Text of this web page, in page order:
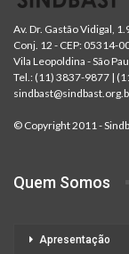
Av. Dr. Gastão Vidigal,
Conj. 12 - CEP: 05314-
Vila Leopoldina - São
Tel.: (11) 3837-9877 |
© Copyright 2011 -
Quem Somos
Apresentação